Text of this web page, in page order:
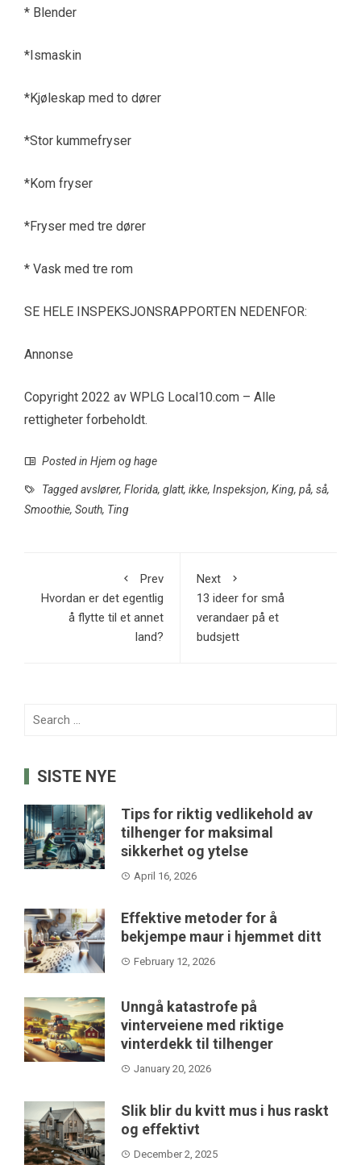
* Blender
*Ismaskin
*Kjøleskap med to dører
*Stor kummefryser
*Kom fryser
*Fryser med tre dører
* Vask med tre rom
SE HELE INSPEKSJONSRAPPORTEN NEDENFOR:
Annonse
Copyright 2022 av WPLG Local10.com – Alle
rettigheter forbeholdt.
Posted in Hjem og hage
Taggedavslører, Florida, glatt, ikke, Inspeksjon, King, på, så,
Smoothie, South, Ting
Prev
Hvordan er det egentlig
å flytte til et annet
land?
Next
13 ideer for små
verandaer på et
budsjett
Search
SISTE NYE
Tips for riktig vedlikehold av
tilhenger for maksimal
sikkerhet og ytelse
April 16, 2026
Effektive metoder for å
bekjempe maur i hjemmet ditt
February 12, 2026
Unngå katastrofe på
vinterveiene med riktige
vinterdekk til tilhenger
January 20, 2026
Slik blir du kvitt mus i hus raskt
og effektivt
December 2, 2025